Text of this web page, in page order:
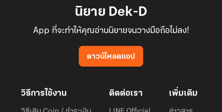
นิยาย Dek-D
App ที่จะทำให้คุณอ่านนิยายจนวางมือถือไม่ลง!
ดาวน์โหลดแอป
วิธีการใช้งาน ติดต่อเรา เพิ่มเติม